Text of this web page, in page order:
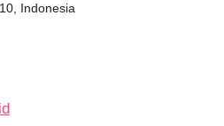
Indonesia